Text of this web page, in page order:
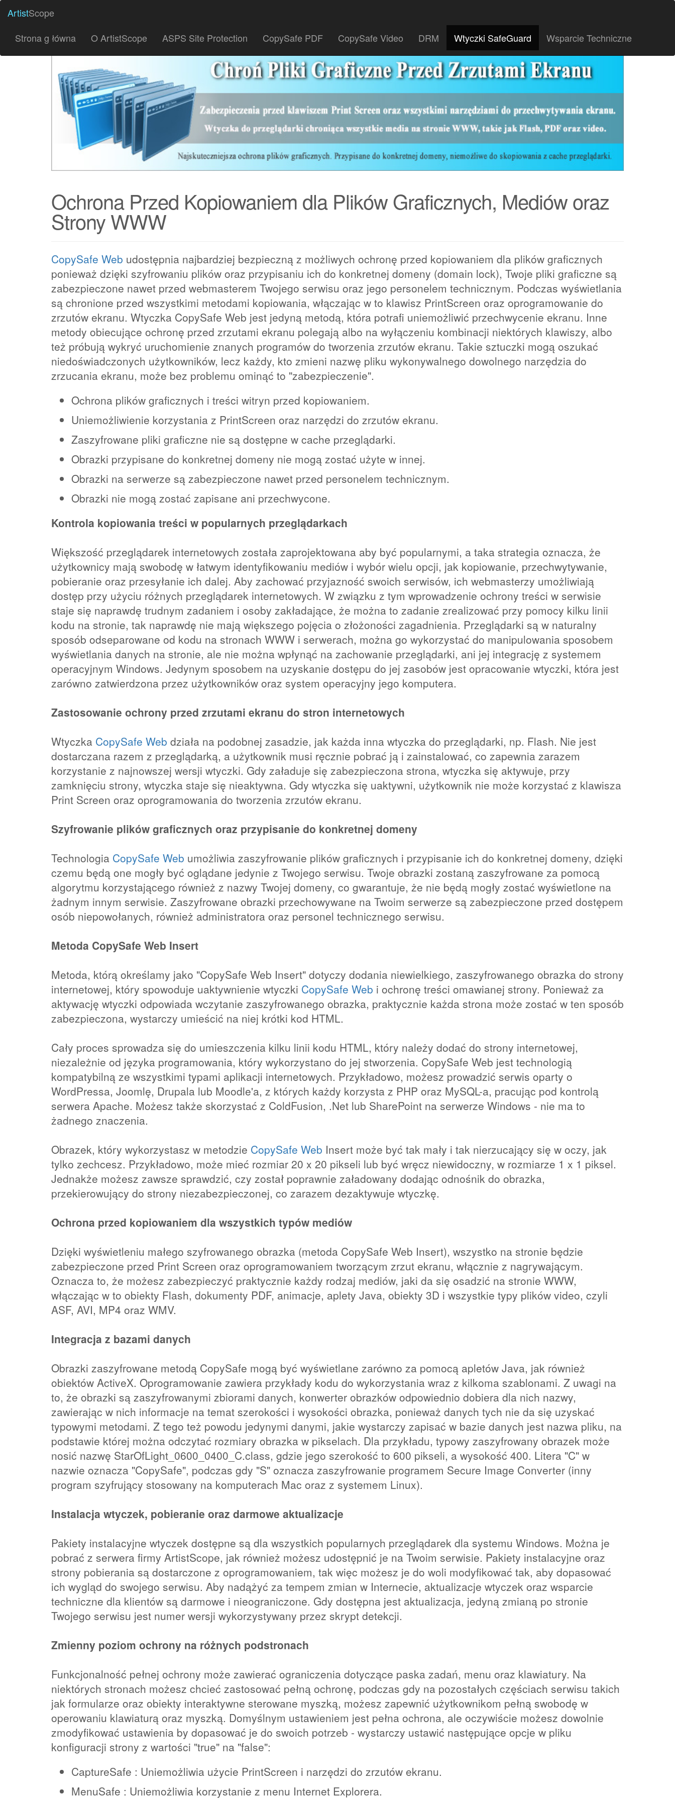
ArtistScope
Strona g łówna
O ArtistScope ASPS Site Protection CopySafe PDF CopySafe Video DRM Wtyczki SafeGuard Wsparcie Techniczne
Ochrona Przed Kopiowaniem dla Plików Graficznych, Mediów oraz
Strony WWW
CopySafe Web udostępnia najbardziej bezpieczną z możliwych ochronę przed kopiowaniem dla plików graficznych
ponieważ dzięki szyfrowaniu plików oraz przypisaniu ich do konkretnej domeny (domain lock), Twoje pliki graficzne są
zabezpieczone nawet przed webmasterem Twojego serwisu oraz jego personelem technicznym. Podczas wyświetlania
są chronione przed wszystkimi metodami kopiowania, włączając w to klawisz PrintScreen oraz oprogramowanie do
zrzutów ekranu. Wtyczka CopySafe Web jest jedyną metodą, która potrafi uniemożliwić przechwycenie ekranu. Inne
metody obiecujące ochronę przed zrzutami ekranu polegają albo na wyłączeniu kombinacji niektórych klawiszy, albo
też próbują wykryć uruchomienie znanych programów do tworzenia zrzutów ekranu. Takie sztuczki mogą oszukać
niedoświadczonych użytkowników, lecz każdy, kto zmieni nazwę pliku wykonywalnego dowolnego narzędzia do
zrzucania ekranu, może bez problemu ominąć to "zabezpieczenie".
Ochrona plików graficznych i treści witryn przed kopiowaniem.
Uniemożliwienie korzystania z PrintScreen oraz narzędzi do zrzutów ekranu.
Zaszyfrowane pliki graficzne nie są dostępne w cache przeglądarki.
Obrazki przypisane do konkretnej domeny nie mogą zostać użyte w innej.
Obrazki na serwerze są zabezpieczone nawet przed personelem technicznym.
Obrazki nie mogą zostać zapisane ani przechwycone.
Kontrola kopiowania treści w popularnych przeglądarkach
Większość przeglądarek internetowych została zaprojektowana aby być popularnymi, a taka strategia oznacza, że
użytkownicy mają swobodę w łatwym identyfikowaniu mediów i wybór wielu opcji, jak kopiowanie, przechwytywanie,
pobieranie oraz przesyłanie ich dalej. Aby zachować przyjazność swoich serwisów, ich webmasterzy umożliwiają
dostęp przy użyciu różnych przeglądarek internetowych. W związku z tym wprowadzenie ochrony treści w serwisie
staje się naprawdę trudnym zadaniem i osoby zakładające, że można to zadanie zrealizować przy pomocy kilku linii
kodu na stronie, tak naprawdę nie mają większego pojęcia o złożoności zagadnienia. Przeglądarki są w naturalny
sposób odseparowane od kodu na stronach WWW i serwerach, można go wykorzystać do manipulowania sposobem
wyświetlania danych na stronie, ale nie można wpłynąć na zachowanie przeglądarki, ani jej integrację z systemem
operacyjnym Windows. Jedynym sposobem na uzyskanie dostępu do jej zasobów jest opracowanie wtyczki, która jest
zarówno zatwierdzona przez użytkowników oraz system operacyjny jego komputera.
Zastosowanie ochrony przed zrzutami ekranu do stron internetowych
Wtyczka CopySafe Web działa na podobnej zasadzie, jak każda inna wtyczka do przeglądarki, np. Flash. Nie jest
dostarczana razem z przeglądarką, a użytkownik musi ręcznie pobrać ją i zainstalować, co zapewnia zarazem
korzystanie z najnowszej wersji wtyczki. Gdy załaduje się zabezpieczona strona, wtyczka się aktywuje, przy
zamknięciu strony, wtyczka staje się nieaktywna. Gdy wtyczka się uaktywni, użytkownik nie może korzystać z klawisza
Print Screen oraz oprogramowania do tworzenia zrzutów ekranu.
Szyfrowanie plików graficznych oraz przypisanie do konkretnej domeny
Technologia CopySafe Web umożliwia zaszyfrowanie plików graficznych i przypisanie ich do konkretnej domeny, dzięki
czemu będą one mogły być oglądane jedynie z Twojego serwisu. Twoje obrazki zostaną zaszyfrowane za pomocą
algorytmu korzystającego również z nazwy Twojej domeny, co gwarantuje, że nie będą mogły zostać wyświetlone na
żadnym innym serwisie. Zaszyfrowane obrazki przechowywane na Twoim serwerze są zabezpieczone przed dostępem
osób niepowołanych, również administratora oraz personel technicznego serwisu.
Metoda CopySafe Web Insert
Metoda, którą określamy jako "CopySafe Web Insert" dotyczy dodania niewielkiego, zaszyfrowanego obrazka do strony
internetowej, który spowoduje uaktywnienie wtyczki CopySafe Web i ochronę treści omawianej strony. Ponieważ za
aktywację wtyczki odpowiada wczytanie zaszyfrowanego obrazka, praktycznie każda strona może zostać w ten sposób
zabezpieczona, wystarczy umieścić na niej krótki kod HTML.
Cały proces sprowadza się do umieszczenia kilku linii kodu HTML, który należy dodać do strony internetowej,
niezależnie od języka programowania, który wykorzystano do jej stworzenia. CopySafe Web jest technologią
kompatybilną ze wszystkimi typami aplikacji internetowych. Przykładowo, możesz prowadzić serwis oparty o
WordPressa, Joomlę, Drupala lub Moodle'a, z których każdy korzysta z PHP oraz MySQL-a, pracując pod kontrolą
serwera Apache. Możesz także skorzystać z ColdFusion, .Net lub SharePoint na serwerze Windows - nie ma to
żadnego znaczenia.
Obrazek, który wykorzystasz w metodzie CopySafe Web Insert może być tak mały i tak nierzucający się w oczy, jak
tylko zechcesz. Przykładowo, może mieć rozmiar 20 x 20 pikseli lub być wręcz niewidoczny, w rozmiarze 1 x 1 piksel.
Jednakże możesz zawsze sprawdzić, czy został poprawnie załadowany dodając odnośnik do obrazka,
przekierowujący do strony niezabezpieczonej, co zarazem dezaktywuje wtyczkę.
Ochrona przed kopiowaniem dla wszystkich typów mediów
Dzięki wyświetleniu małego szyfrowanego obrazka (metoda CopySafe Web Insert), wszystko na stronie będzie
zabezpieczone przed Print Screen oraz oprogramowaniem tworzącym zrzut ekranu, włącznie z nagrywającym.
Oznacza to, że możesz zabezpieczyć praktycznie każdy rodzaj mediów, jaki da się osadzić na stronie WWW,
włączając w to obiekty Flash, dokumenty PDF, animacje, aplety Java, obiekty 3D i wszystkie typy plików video, czyli
ASF, AVI, MP4 oraz WMV.
Integracja z bazami danych
Obrazki zaszyfrowane metodą CopySafe mogą być wyświetlane zarówno za pomocą apletów Java, jak również
obiektów ActiveX. Oprogramowanie zawiera przykłady kodu do wykorzystania wraz z kilkoma szablonami. Z uwagi na
to, że obrazki są zaszyfrowanymi zbiorami danych, konwerter obrazków odpowiednio dobiera dla nich nazwy,
zawierając w nich informacje na temat szerokości i wysokości obrazka, ponieważ danych tych nie da się uzyskać
typowymi metodami. Z tego też powodu jedynymi danymi, jakie wystarczy zapisać w bazie danych jest nazwa pliku, na
podstawie której można odczytać rozmiary obrazka w pikselach. Dla przykładu, typowy zaszyfrowany obrazek może
nosić nazwę StarOfLight_0600_0400_C.class, gdzie jego szerokość to 600 pikseli, a wysokość 400. Litera "C" w
nazwie oznacza "CopySafe", podczas gdy "S" oznacza zaszyfrowanie programem Secure Image Converter (inny
program szyfrujący stosowany na komputerach Mac oraz z systemem Linux).
Instalacja wtyczek, pobieranie oraz darmowe aktualizacje
Pakiety instalacyjne wtyczek dostępne są dla wszystkich popularnych przeglądarek dla systemu Windows. Można je
pobrać z serwera firmy ArtistScope, jak również możesz udostępnić je na Twoim serwisie. Pakiety instalacyjne oraz
strony pobierania są dostarczone z oprogramowaniem, tak więc możesz je do woli modyfikować tak, aby dopasować
ich wygląd do swojego serwisu. Aby nadążyć za tempem zmian w Internecie, aktualizacje wtyczek oraz wsparcie
techniczne dla klientów są darmowe i nieograniczone. Gdy dostępna jest aktualizacja, jedyną zmianą po stronie
Twojego serwisu jest numer wersji wykorzystywany przez skrypt detekcji.
Zmienny poziom ochrony na różnych podstronach
Funkcjonalność pełnej ochrony może zawierać ograniczenia dotyczące paska zadań, menu oraz klawiatury. Na
niektórych stronach możesz chcieć zastosować pełną ochronę, podczas gdy na pozostałych częściach serwisu takich
jak formularze oraz obiekty interaktywne sterowane myszką, możesz zapewnić użytkownikom pełną swobodę w
operowaniu klawiaturą oraz myszką. Domyślnym ustawieniem jest pełna ochrona, ale oczywiście możesz dowolnie
zmodyfikować ustawienia by dopasować je do swoich potrzeb - wystarczy ustawić następujące opcje w pliku
konfiguracji strony z wartości "true" na "false":
CaptureSafe : Uniemożliwia użycie PrintScreen i narzędzi do zrzutów ekranu.
MenuSafe : Uniemożliwia korzystanie z menu Internet Explorera.